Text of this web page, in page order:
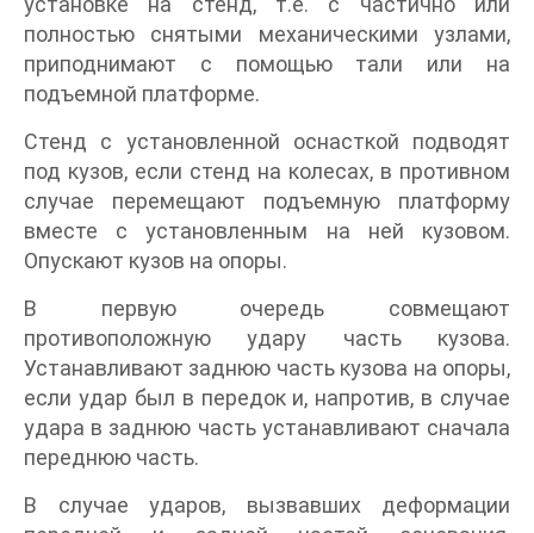
полностью снятыми механическими узлами,
приподнимают с помощью тали или на
подъемной платформе.
Стенд с установленной оснасткой подводят
под кузов, если стенд на колесах, в противном
случае перемещают подъемную платформу
вместе с установленным на ней кузовом.
Опускают кузов на опоры.
В первую очередь совмещают
противоположную удару часть кузова.
Устанавливают заднюю часть кузова на опоры,
если удар был в передок и, напротив, в случае
удара в заднюю часть устанавливают сначала
переднюю часть.
В случае ударов, вызвавших деформации